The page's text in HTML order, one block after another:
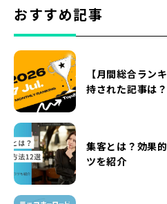
おすすめ記事
【月間総合ラン
持された記事は？
集客とは？効果
ツを紹介